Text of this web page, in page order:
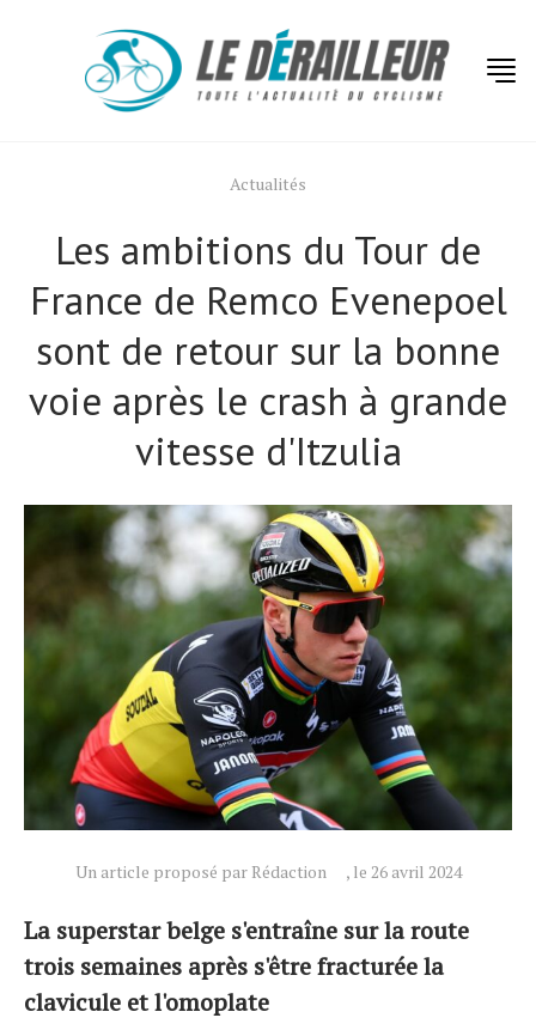
Actualités
Les ambitions du Tour de
France de Remco Evenepoel
sont de retour sur la bonne
voie après le crash à grande
vitesse d'Itzulia
Un article proposé par Rédaction , le 26 avril 2024
La superstar belge s'entraîne sur la route
trois semaines après s'être fracturée la
clavicule et l'omoplate
Actualités
Technologies
Tests de produits